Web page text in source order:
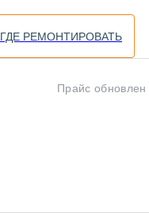
ГДЕ РЕМОНТИРОВАТЬ
Прайс обновлен